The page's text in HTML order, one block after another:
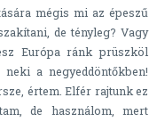
mégis mi az épeszű
de tényleg? Vagy
Európa ránk prüszköl
a negyeddöntőkben!
értem. Elfér rajtunk ez
de használom, mert